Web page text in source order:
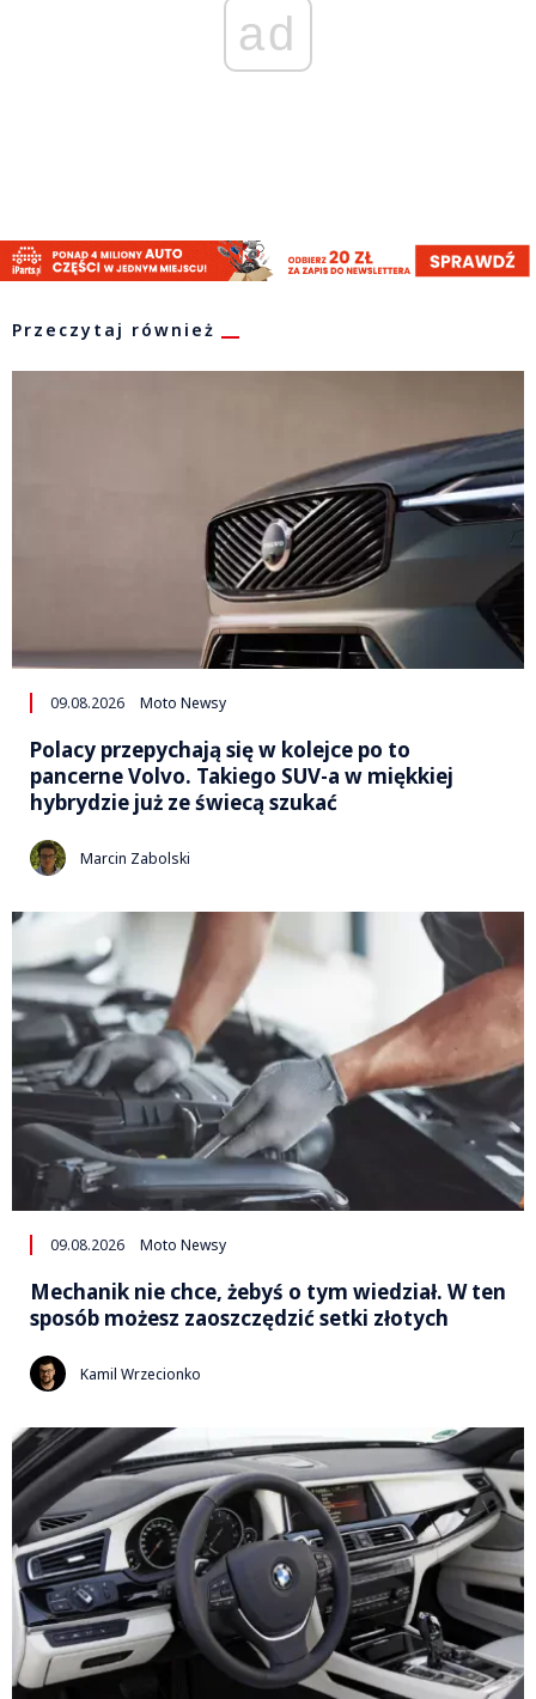
ad
Przeczytaj również
09.08.2026 Moto Newsy
Polacy przepychają się w kolejce po to
pancerne Volvo. Takiego SUV-a w miękkiej
hybrydzie już ze świecą szukać
Marcin Zabolski
09.08.2026 Moto Newsy
Mechanik nie chce, żebyś o tym wiedział. W ten
sposób możesz zaoszczędzić setki złotych
Kamil Wrzecionko